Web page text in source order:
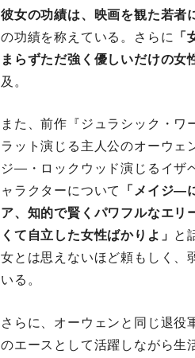
彼女の功績は、映画を観た若者
の功績を称えている。さらに
まらずただ強く優しいだけの女
及。
また、前作『ジュラシック・
ラット演じる主人公のオーウェ
ジ―・ロックウッド演じるイザ
ャラクターについて
「メイジ―
ア、知的で賢くパワフルなエリ
くて自立した女性ばかりよ」 と
女とは思えないほど頼もしく、
いる。
さらに、オーウェンと同じ退役
のエースとして活躍しながら生